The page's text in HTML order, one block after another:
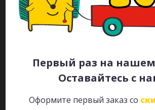
Первый раз на нашем
Оставайтесь с
Оформите первый заказ со
Каталог
Будьте всегда в